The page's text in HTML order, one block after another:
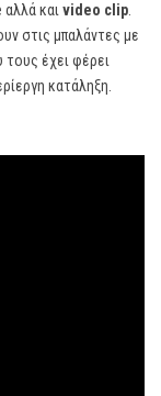
και video clip
στις μπαλάντες με
τους έχει φέρει
κατάληξη.